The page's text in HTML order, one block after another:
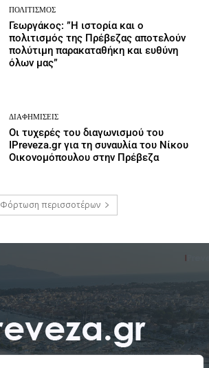
ΠΟΛΙΤΙΣΜΌΣ
Γεωργάκος: ”Η ιστορία και ο
πολιτισμός της Πρέβεζας αποτελούν
πολύτιμη παρακαταθήκη και ευθύνη
όλων μας”
ΔΙΑΦΗΜΊΣΕΙΣ
Οι τυχερές του διαγωνισμού του
IPreveza.gr για τη συναυλία του Νίκου
Οικονομόπουλου στην Πρέβεζα
Φόρτωση περισσοτέρων